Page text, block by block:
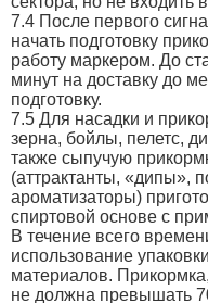
7.4 После первого
начать подготовку
работу маркером. До
минут на доставку до
подготовку.
7.5 Для насадки и
зерна, бойлы, пелетс,
также сыпучую
(аттрактанты, «дипы»,
ароматизаторы)
спиртовой основе с
В течение всего
использование
материалов.
не должна превышать